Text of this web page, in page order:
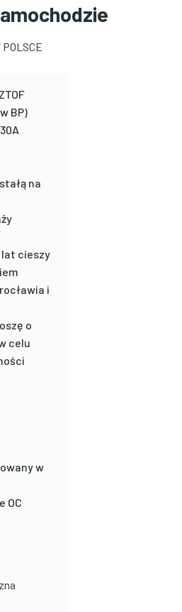
BP)
na
lat cieszy
i
o
celu
w
OC